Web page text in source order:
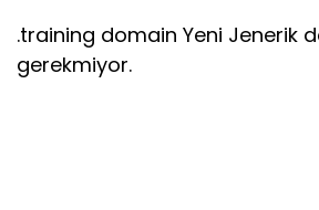
.training domain Yeni Jenerik
gerekmiyor.